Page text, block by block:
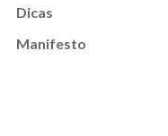
Dicas
Manifesto